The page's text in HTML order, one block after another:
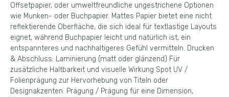
Offsetpapier, oder umweltfreundliche ungestrichene Optionen
wie Munken- oder Buchpapier. Mattes Papier bietet eine nicht
reflektierende Oberfläche, die sich ideal für textlastige Layouts
eignet, während Buchpapier leicht und natürlich ist, ein
entspannteres und nachhaltigeres Gefühl vermitteln. Drucken
& Abschluss: Laminierung (matt oder glänzend) Für
zusätzliche Haltbarkeit und visuelle Wirkung Spot UV /
Folienprägung zur Hervorhebung von Titeln oder
Designakzenten. Prägung / Prägung für eine Dimension,